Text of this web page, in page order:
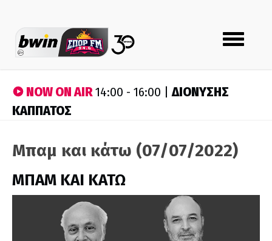
Toggle
navigation
NOW ON AIR14:00 - 16:00 |ΔΙΟΝΥΣΗΣ
ΚΑΠΠΑΤΟΣ
Μπαμ και κάτω (07/07/2022)
ΜΠΑΜ ΚΑΙ ΚΑΤΩ